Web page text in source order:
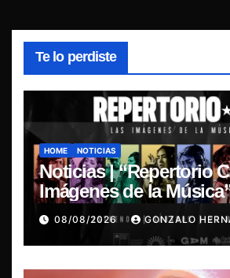
Te lo perdiste
HOME NOTICIAS
Noticias | “Repertorio
Imágenes de la
la esencia del nuevo
nacional
08/08/2026 GONZALO